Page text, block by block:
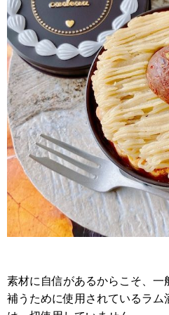
素材に自信があるからこそ、 一
補うために使用されているラム